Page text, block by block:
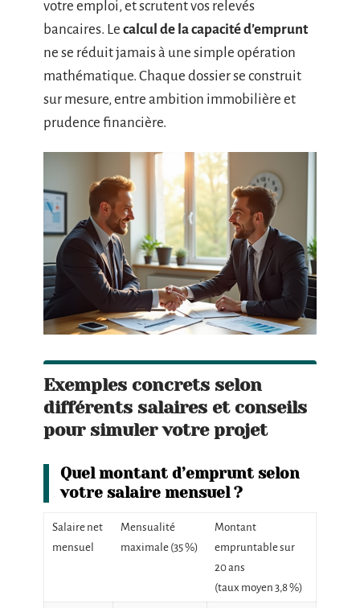
votre emploi, et scrutent vos relevés
bancaires. Le calcul de la capacité d’emprunt
ne se réduit jamais à une simple opération
mathématique. Chaque dossier se construit
sur mesure, entre ambition immobilière et
prudence financière.
Exemples concrets selon
différents salaires et conseils
pour simuler votre projet
Quel montant d’emprunt selon
votre salaire mensuel ?
Salaire net
mensuel
Mensualité
maximale (35 %)
Montant
empruntable sur
20 ans
(taux moyen 3,8 %)